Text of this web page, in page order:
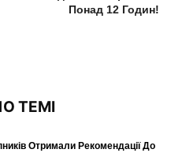
Понад 12 Годин!
ТЕМІ
Отримали Рекомендації До